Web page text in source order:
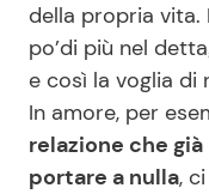
della propria vita.
po’di più nel
e così la voglia di
In amore, per
relazione che
portare a nulla,